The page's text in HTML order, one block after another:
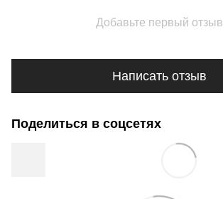
Добавьте первый отзыв
Написать отзыв
Поделиться в соцсетях